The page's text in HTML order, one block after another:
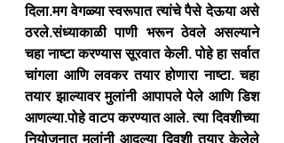
दिला.मग वेगळ्या स्वरूपात त्यांचे पैसे देऊया असे
ठरले.संध्याकाळी पाणी भरून ठेवले असल्याने
चहा नाष्टा करण्यास सूरवात केली. पोहे हा सर्वात
चांगला आणि लवकर तयार होणारा नाष्टा. चहा
तयार झाल्यावर मुलांनी आपापले पेले आणि डिश
आणल्या.पोहे वाटप करण्यात आले. त्या दिवशीच्या
नियोजनात मुलांनी आदल्या दिवशी तयार केलेले